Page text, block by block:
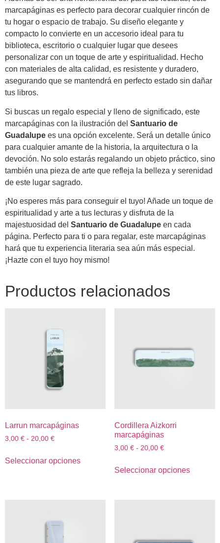
marcapáginas es perfecto para decorar cualquier rincón de
tu hogar o espacio de trabajo. Su diseño elegante y
compacto lo convierte en un accesorio ideal para tu
biblioteca, escritorio o cualquier lugar que desees
personalizar con un toque de arte y espiritualidad. Hecho
con materiales de alta calidad, es resistente y duradero,
asegurando que se mantendrá en perfecto estado sin dañar
tus libros.
Si buscas un regalo especial y lleno de significado, este
marcapáginas con la ilustración del Santuario de
Guadalupe es una opción excelente. Será un detalle único
para cualquier amante de la historia, la arquitectura o la
devoción. No solo estarás regalando un objeto práctico, sino
también una pieza de arte que refleja la belleza y serenidad
de este lugar sagrado.
¡No esperes más para conseguir el tuyo! Añade un toque de
espiritualidad y arte a tus lecturas y disfruta de la
majestuosidad del Santuario de Guadalupe en cada
página. Perfecto para ti o para regalar, este marcapáginas
hará que tu experiencia literaria sea aún más especial.
¡Hazte con el tuyo hoy mismo!
Productos relacionados
Larrun marcapáginas
3,00 € - 20,00 €
Seleccionar opciones
Cordillera Aizkorri
marcapáginas
3,00 € - 20,00 €
Seleccionar opciones